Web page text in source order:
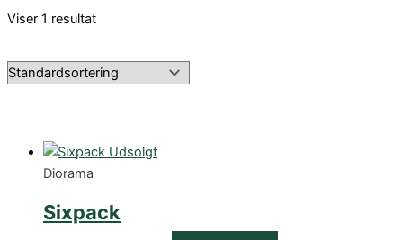
Viser 1 resultat
Udsolgt
Diorama
Sixpack